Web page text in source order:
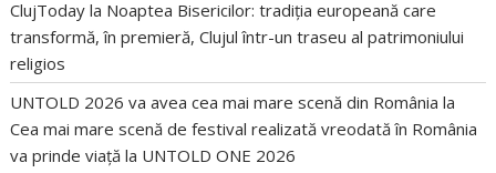
ClujToday la Noaptea Bisericilor: tradiția europeană care
transformă, în premieră, Clujul într-un traseu al patrimoniului
religios
UNTOLD 2026 va avea cea mai mare scenă din România la
Cea mai mare scenă de festival realizată vreodată în România
va prinde viață la UNTOLD ONE 2026